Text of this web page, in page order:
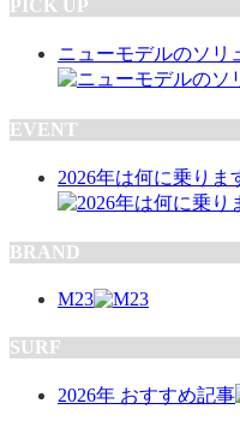
PICK UP
ニューモデルのソリ
EVENT
2026年は何に乗りま
BRAND
M23
SURF
2026年 おすすめ記事